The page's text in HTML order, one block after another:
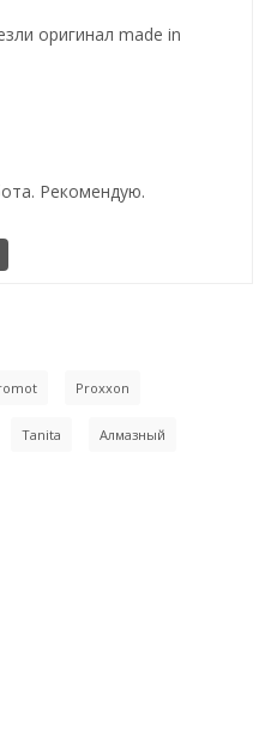
оригинал made in
Рекомендую.
Proxxon
Tanita Алмазный